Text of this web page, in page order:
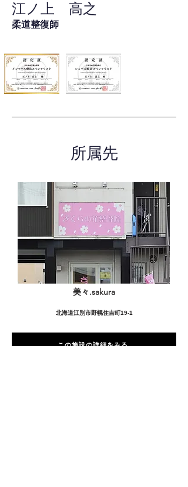
江ノ上 高之
柔道整復師
所属先
美々.sakura
北海道江別市野幌住吉町19-1
この施設の詳細をみる